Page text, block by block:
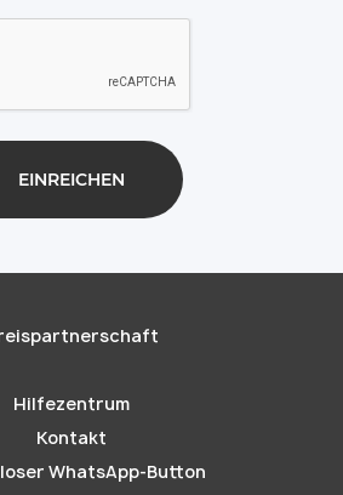
Hilfezentrum
Kontakt
WhatsApp-Button